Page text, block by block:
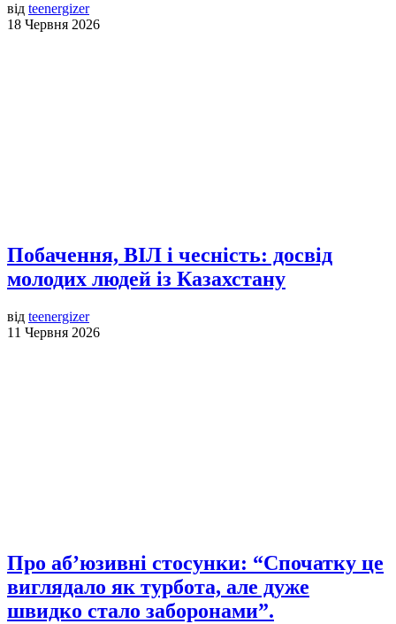
від teenergizer
18 Червня 2026
Побачення, ВІЛ і чесність: досвід
молодих людей із Казахстану
від teenergizer
11 Червня 2026
Про аб’юзивні стосунки: “Спочатку це
виглядало як турбота, але дуже
швидко стало заборонами”.